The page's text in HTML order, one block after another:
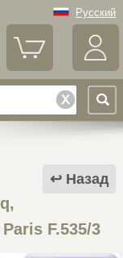
Русский
Назад
F.535/3